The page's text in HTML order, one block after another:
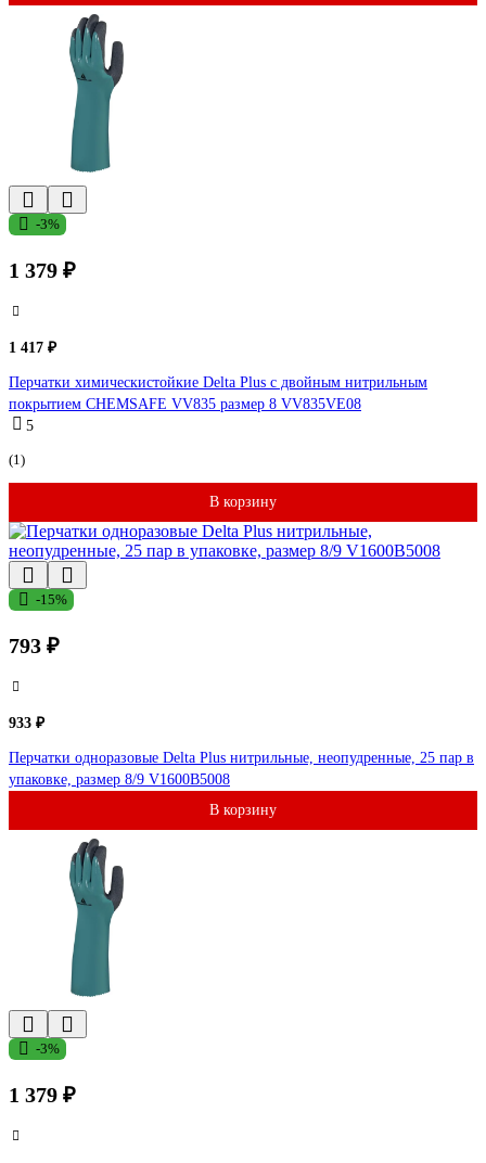
-3%
1 379 ₽
1 417 ₽
Перчатки химическистойкие Delta Plus с двойным нитрильным
покрытием CHEMSAFE VV835 размер 8 VV835VE08
5
(1)
В корзину
-15%
793 ₽
933 ₽
Перчатки одноразовые Delta Plus нитрильные, неопудренные, 25 пар в
упаковке, размер 8/9 V1600B5008
В корзину
-3%
1 379 ₽